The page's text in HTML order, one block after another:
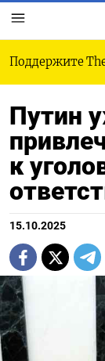
Поддержите
Путин
к
15.10.2025